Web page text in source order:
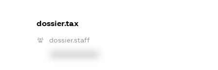
dossier.tax
dossier.staff